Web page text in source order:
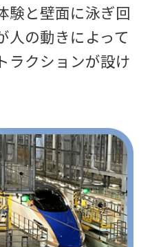
験と壁面に泳ぎ回
人の動きによって
ラクションが設け